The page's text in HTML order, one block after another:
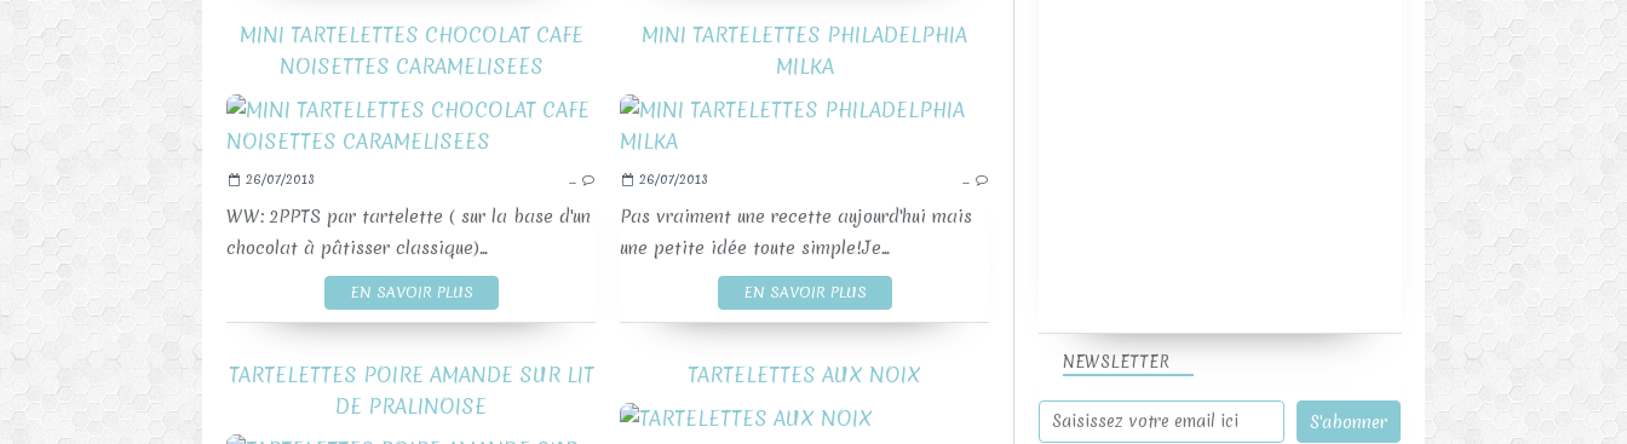
MINI TARTELETTES CHOCOLAT CAFE
NOISETTES CARAMELISEES
PÂTE SABLÉE
TARTES ET TARTELETTES SUCRÉES
26/07/2013 …
WW: 2PPTS par tartelette ( sur la base d'un
chocolat à pâtisser classique)...
EN SAVOIR PLUS
MINI TARTELETTES PHILADELPHIA
MILKA
26/07/2013 …
Pas vraiment une recette aujourd'hui mais
une petite idée toute simple!Je...
EN SAVOIR PLUS
TARTELETTES POIRE AMANDE SUR LIT
DE PRALINOISE
TARTELETTES AUX NOIX
NOIX
NEWSLETTER